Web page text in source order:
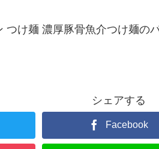
つけ麺 濃厚豚骨魚介つけ麺の
シェアする
Facebook